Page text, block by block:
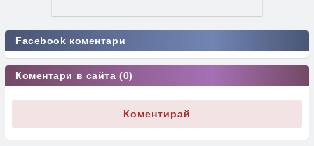
Facebook коментари
Коментари в сайта (0)
Коментирай